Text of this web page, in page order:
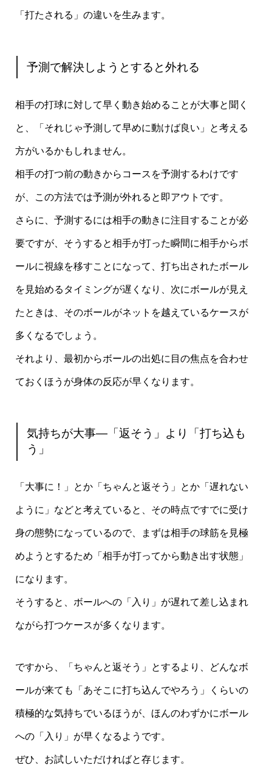
「打たされる」の違いを生みます。
予測で解決しようとすると外れる
相手の打球に対して早く動き始めることが大事と聞く
と、「それじゃ予測して早めに動けば良い」と考える
方がいるかもしれません。
相手の打つ前の動きからコースを予測するわけです
が、この方法では予測が外れると即アウトです。
さらに、予測するには相手の動きに注目することが必
要ですが、そうすると相手が打った瞬間に相手からボ
ールに視線を移すことになって、打ち出されたボール
を見始めるタイミングが遅くなり、次にボールが見え
たときは、そのボールがネットを越えているケースが
多くなるでしょう。
それより、最初からボールの出処に目の焦点を合わせ
ておくほうが身体の反応が早くなります。
気持ちが大事—「返そう」より「打ち込も
う」
「大事に！」とか「ちゃんと返そう」とか「遅れない
ように」などと考えていると、その時点ですでに受け
身の態勢になっているので、まずは相手の球筋を見極
めようとするため「相手が打ってから動き出す状態」
になります。
そうすると、ボールへの「入り」が遅れて差し込まれ
ながら打つケースが多くなります。
ですから、「ちゃんと返そう」とするより、どんなボ
ールが来ても「あそこに打ち込んでやろう」くらいの
積極的な気持ちでいるほうが、ほんのわずかにボール
への「入り」が早くなるようです。
ぜひ、お試しいただければと存じます。